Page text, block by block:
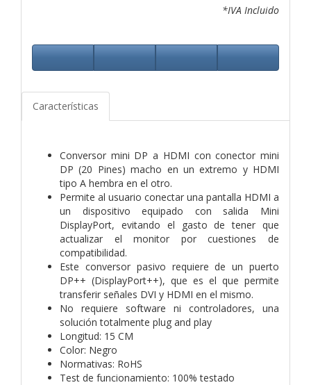
*IVA Incluido
Características
Conversor mini DP a HDMI con conector mini
DP (20 Pines) macho en un extremo y HDMI
tipo A hembra en el otro.
Permite al usuario conectar una pantalla HDMI a
un dispositivo equipado con salida Mini
DisplayPort, evitando el gasto de tener que
actualizar el monitor por cuestiones de
compatibilidad.
Este conversor pasivo requiere de un puerto
DP++ (DisplayPort++), que es el que permite
transferir señales DVI y HDMI en el mismo.
No requiere software ni controladores, una
solución totalmente plug and play
Longitud: 15 CM
Color: Negro
Normativas: RoHS
Test de funcionamiento: 100% testado